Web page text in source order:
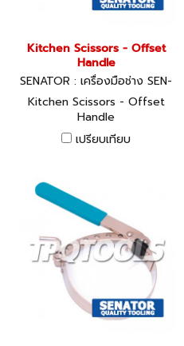
Kitchen Scissors - Offset
Handle
SENATOR : เครื่องมือช่าง SEN-
533-0480K
Kitchen Scissors - Offset
Handle
เปรียบเทียบ